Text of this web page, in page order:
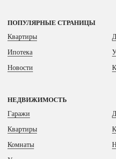
ПОПУЛЯРНЫЕ СТРАНИЦЫ
Квартиры
Ипотека
Новости
НЕДВИЖИМОСТЬ
Гаражи
Квартиры
Комнаты